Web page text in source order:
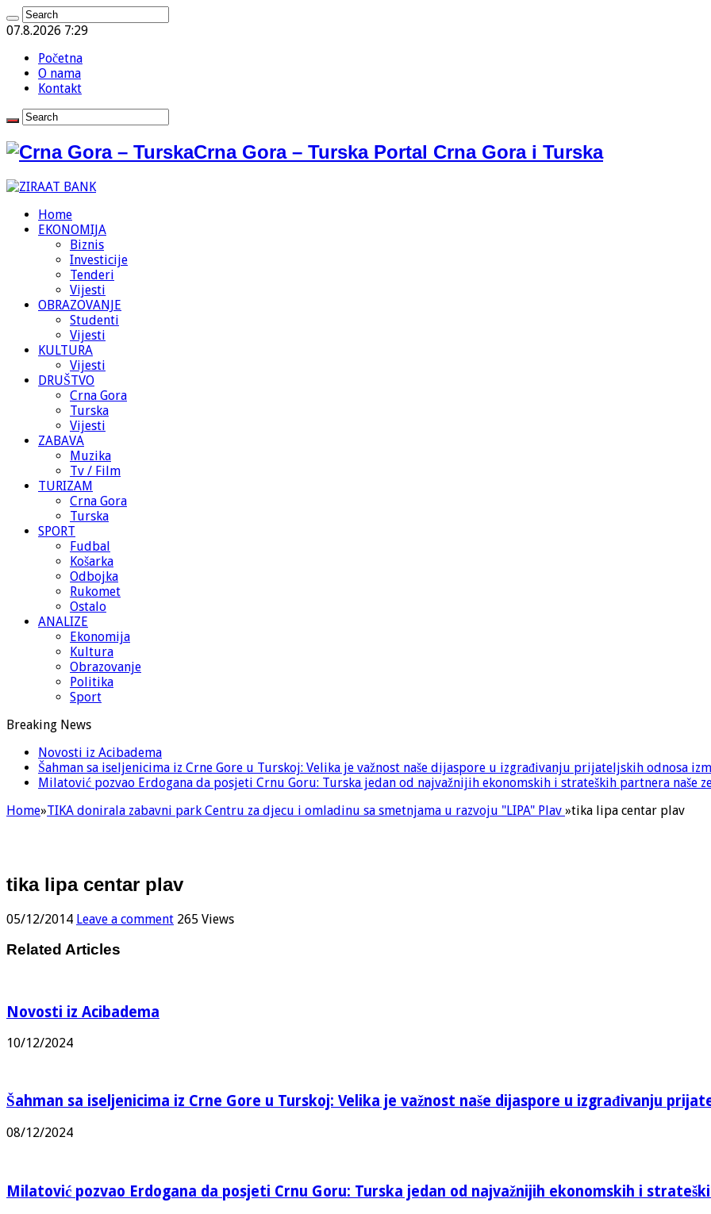
07.8.2026 7:29
Početna
O nama
Kontakt
Crna Gora – Turska Portal Crna Gora i Turska
Home
EKONOMIJA
Biznis
Investicije
Tenderi
Vijesti
OBRAZOVANJE
Studenti
Vijesti
KULTURA
Vijesti
DRUŠTVO
Crna Gora
Turska
Vijesti
ZABAVA
Muzika
Tv / Film
TURIZAM
Crna Gora
Turska
SPORT
Fudbal
Košarka
Odbojka
Rukomet
Ostalo
ANALIZE
Ekonomija
Kultura
Obrazovanje
Politika
Sport
Breaking News
Novosti iz Acibadema
Šahman sa iseljenicima iz Crne Gore u Turskoj: Velika je važnost naše dijaspore u izgrađivanju prijateljskih odnosa
Milatović pozvao Erdogana da posjeti Crnu Goru: Turska jedan od najvažnijih ekonomskih i strateških partnera naše
Home»TIKA donirala zabavni park Centru za djecu i omladinu sa smetnjama u razvoju "LIPA" Plav »tika lipa centar plav
tika lipa centar plav
05/12/2014 Leave a comment 265 Views
Related Articles
Novosti iz Acibadema
10/12/2024
Šahman sa iseljenicima iz Crne Gore u Turskoj: Velika je važnost naše dijaspore u izgrađivanju
08/12/2024
Milatović pozvao Erdogana da posjeti Crnu Goru: Turska jedan od najvažnijih ekonomskih i